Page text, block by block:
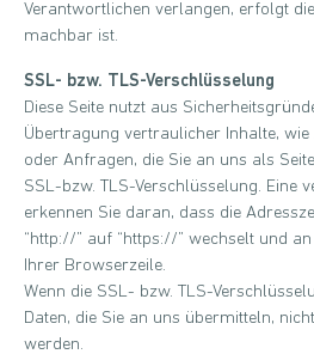
Verantwortlichen verlangen, erfolgt
machbar ist.
SSL- bzw. TLS-Verschlüsselung
Diese Seite nutzt aus
Übertragung vertraulicher Inhalte,
oder Anfragen, die Sie an uns als
SSL-bzw. TLS-Verschlüsselung. Eine
erkennen Sie daran, dass die
“http://” auf “https://” wechselt und
Ihrer Browserzeile.
Wenn die SSL- bzw. TLS-
Daten, die Sie an uns übermitteln,
werden.